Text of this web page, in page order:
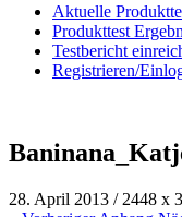
Aktuelle
Produkttest
Testbericht
Registrieren/
28. April 2013 / 2448 x